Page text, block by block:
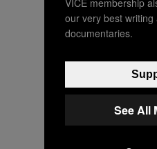
our very best
documentaries.
See All